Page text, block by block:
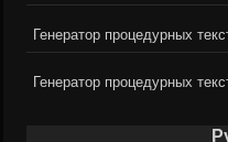
Генератор процедурных
Генератор процедурных